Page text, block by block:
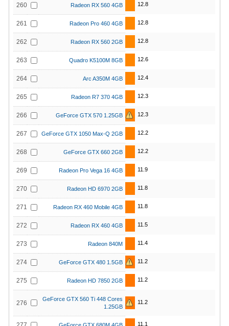
260 Radeon RX 560 4GB 12.8
261 Radeon Pro 460 4GB 12.8
262 Radeon RX 560 2GB 12.8
263 Quadro K5100M 8GB 12.6
264 Arc A350M 4GB 12.4
265 Radeon R7 370 4GB 12.3
266 GeForce GTX 570 1.25GB 12.3
267 GeForce GTX 1050 Max-Q 2GB 12.2
268 GeForce GTX 660 2GB 12.2
269 Radeon Pro Vega 16 4GB 11.9
270 Radeon HD 6970 2GB 11.8
271 Radeon RX 460 Mobile 4GB 11.8
272 Radeon RX 460 4GB 11.5
273 Radeon 840M 11.4
274 GeForce GTX 480 1.5GB 11.2
275 Radeon HD 7850 2GB 11.2
276
GeForce GTX 560 Ti 448 Cores
1.25GB
11.2
11.1